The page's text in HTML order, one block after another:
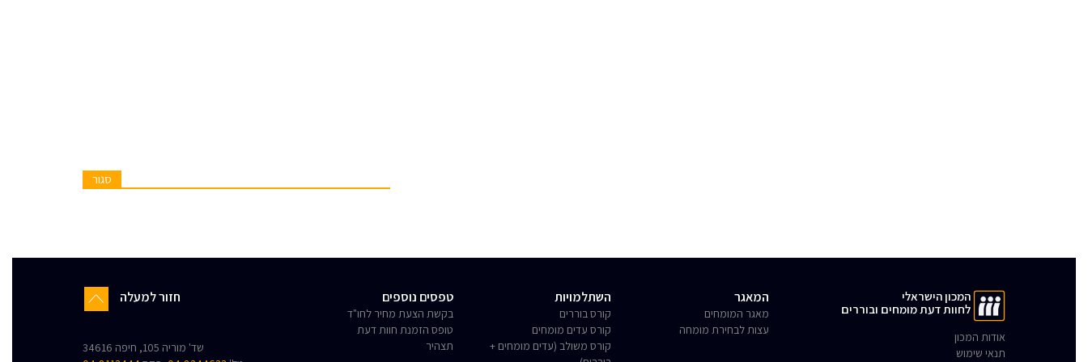
סגור
המכון הישראלי
לחוות דעת מומחים ובוררים
אודות המכון
תנאי שימוש
המאגר
מאגר המומחים
עצות לבחירת מומחה
השתלמויות
קורס בוררים
קורס עדים מומחים
קורס משולב (עדים מומחים +
טפסים נוספים
בקשת הצעת מחיר לחו"ד
טופס הזמנת חוות דעת
תצהיר
חזור למעלה
שד' מוריה 105, חיפה 34616